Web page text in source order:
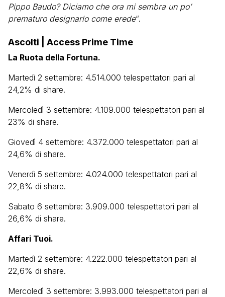
Pippo Baudo? Diciamo che ora mi sembra un po’
prematuro designarlo come erede“.
Ascolti | Access Prime Time
La Ruota della Fortuna.
Martedì 2 settembre: 4.514.000 telespettatori pari al
24,2% di share.
Mercoledì 3 settembre: 4.109.000 telespettatori pari al
23% di share.
Giovedì 4 settembre: 4.372.000 telespettatori pari al
24,6% di share.
Venerdì 5 settembre: 4.024.000 telespettatori pari al
22,8% di share.
Sabato 6 settembre: 3.909.000 telespettatori pari al
26,6% di share.
Affari Tuoi.
Martedì 2 settembre: 4.222.000 telespettatori pari al
22,6% di share.
Mercoledì 3 settembre: 3.993.000 telespettatori pari al